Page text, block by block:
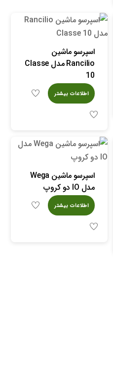
اسپرسو ماشین
Rancilio مدل Classe
10
اطلاعات بیشتر
اسپرسو ماشین Wega
مدل IO دو کروپ
اطلاعات بیشتر